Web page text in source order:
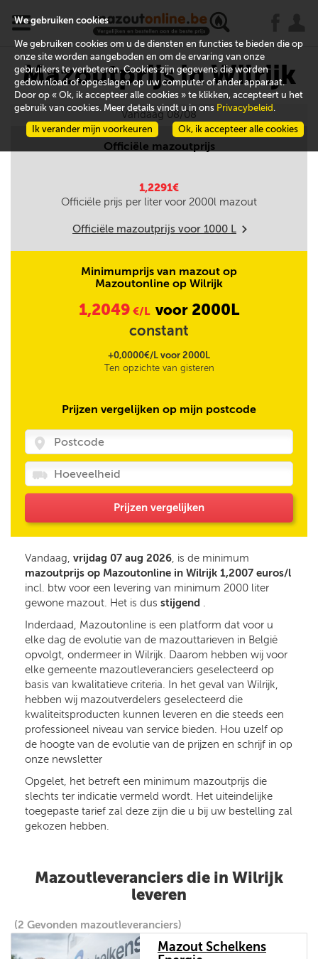
x
Mazoutprijs in Wilrijk
Vandaag 08/08
Officiële mazoutprijs
1,2291€
Officiële prijs per liter voor 2000l mazout
Officiële mazoutprijs voor 1000 L m
Minimumprijs van mazout op
Mazoutonline op Wilrijk
1,2049 €/L voor 2000L
constant
+0,0000€/L voor 2000L
Ten opzichte van gisteren
Prijzen vergelijken op mijn postcode
Prijzen vergelijken
Vandaag, vrijdag 07 aug 2026, is de minimum
mazoutprijs op Mazoutonline in Wilrijk 1,2007 euros/l
incl. btw voor een levering van minimum 2000 liter
gewone mazout. Het is dus stijgend .
Inderdaad, Mazoutonline is een platform dat voor u
elke dag de evolutie van de mazouttarieven in België
opvolgt, ondermeer in Wilrijk. Daarom hebben wij voor
elke gemeente mazoutleveranciers geselecteerd op
basis van kwalitatieve criteria. In het geval van Wilrijk,
hebben wij mazoutverdelers geselecteerd die
kwaliteitsproducten kunnen leveren en die steeds een
professioneel niveau van service bieden. Hou uzelf op
de hoogte van de evolutie van de prijzen en schrijf in op
onze newsletter
Opgelet, het betreft een minimum mazoutprijs die
slechts ter indicatie vermeld wordt. Het uiteindelijke
toegepaste tarief zal deze zijn die u bij uw bestelling zal
gekozen hebben.
Mazoutleveranciers die in Wilrijk
leveren
(2 Gevonden mazoutleveranciers)
Mazout Schelkens
We gebruiken cookies
We gebruiken cookies om u de diensten en functies te bieden die op
onze site worden aangeboden en om de ervaring van onze
gebruikers te verbeteren. Cookies zijn gegevens die worden
gedownload of opgeslagen op uw computer of ander apparaat.
Door op « Ok, ik accepteer alle cookies » te klikken, accepteert u het
gebruik van cookies. Meer details vindt u in ons Privacybeleid .
Ok, ik accepteer alle cookies
Ik verander mijn voorkeuren